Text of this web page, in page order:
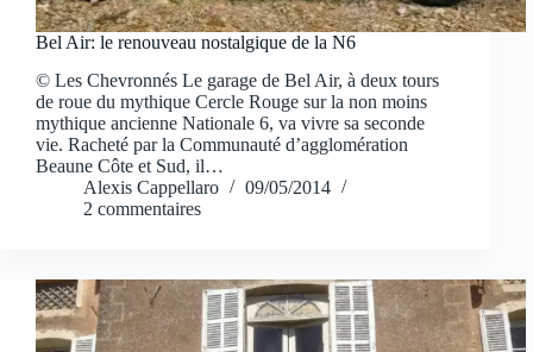
Bel Air: le renouveau nostalgique de la N6
© Les Chevronnés Le garage de Bel Air, à deux tours
de roue du mythique Cercle Rouge sur la non moins
mythique ancienne Nationale 6, va vivre sa seconde
vie. Racheté par la Communauté d’agglomération
Beaune Côte et Sud, il…
Alexis Cappellaro
09/05/2014
2 commentaires